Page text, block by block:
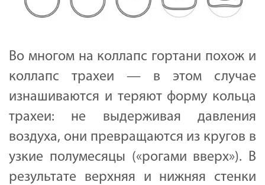
Во многом на коллапс гортани похож и
коллапс трахеи — в этом случае
изнашиваются и теряют форму кольца
трахеи: не выдерживая давления
воздуха, они превращаются из кругов в
узкие полумесяцы («рогами вверх»). В
результате верхняя и нижняя стенки